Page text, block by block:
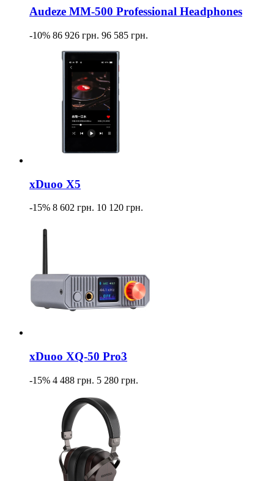
Audeze MM-500 Professional Headphones
-10% 86 926 грн. 96 585 грн.
xDuoo X5
-15% 8 602 грн. 10 120 грн.
xDuoo XQ-50 Pro3
-15% 4 488 грн. 5 280 грн.